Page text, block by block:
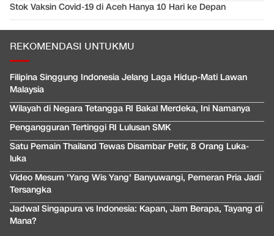
Stok Vaksin Covid-19 di Aceh Hanya 10 Hari ke Depan
REKOMENDASI UNTUKMU
Filipina Singgung Indonesia Jelang Laga Hidup-Mati Lawan
Malaysia
Wilayah di Negara Tetangga RI Bakal Merdeka, Ini Namanya
Pengangguran Tertinggi RI Lulusan SMK
Satu Pemain Thailand Tewas Disambar Petir, 8 Orang Luka-
luka
Video Mesum 'Yang Wis Yang' Banyuwangi, Pemeran Pria Jadi
Tersangka
Jadwal Singapura vs Indonesia: Kapan, Jam Berapa, Tayang di
Mana?